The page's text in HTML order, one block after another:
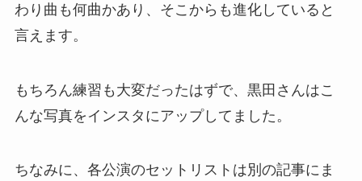
わり曲も何曲かあり、そこからも進化していると
言えます。
もちろん練習も大変だったはずで、黒田さんはこ
んな写真をインスタにアップしてました。
ちなみに、各公演のセットリストは別の記事にま